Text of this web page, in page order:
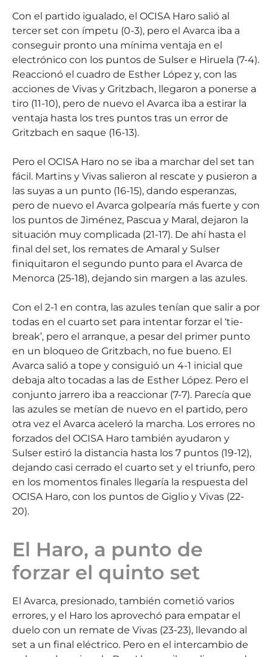
Con el partido igualado, el OCISA Haro salió al
tercer set con ímpetu (0-3), pero el Avarca iba a
conseguir pronto una mínima ventaja en el
electrónico con los puntos de Sulser e Hiruela (7-4).
Reaccionó el cuadro de Esther López y, con las
acciones de Vivas y Gritzbach, llegaron a ponerse a
tiro (11-10), pero de nuevo el Avarca iba a estirar la
ventaja hasta los tres puntos tras un error de
Gritzbach en saque (16-13).
Pero el OCISA Haro no se iba a marchar del set tan
fácil. Martins y Vivas salieron al rescate y pusieron a
las suyas a un punto (16-15), dando esperanzas,
pero de nuevo el Avarca golpearía más fuerte y con
los puntos de Jiménez, Pascua y Maral, dejaron la
situación muy complicada (21-17). De ahí hasta el
final del set, los remates de Amaral y Sulser
finiquitaron el segundo punto para el Avarca de
Menorca (25-18), dejando sin margen a las azules.
Con el 2-1 en contra, las azules tenían que salir a por
todas en el cuarto set para intentar forzar el ‘tie-
break’, pero el arranque, a pesar del primer punto
en un bloqueo de Gritzbach, no fue bueno. El
Avarca salió a tope y consiguió un 4-1 inicial que
debaja alto tocadas a las de Esther López. Pero el
conjunto jarrero iba a reaccionar (7-7). Parecía que
las azules se metían de nuevo en el partido, pero
otra vez el Avarca aceleró la marcha. Los errores no
forzados del OCISA Haro también ayudaron y
Sulser estiró la distancia hasta los 7 puntos (19-12),
dejando casi cerrado el cuarto set y el triunfo, pero
en los momentos finales llegaría la respuesta del
OCISA Haro, con los puntos de Giglio y Vivas (22-
20).
El Haro, a punto de
forzar el quinto set
El Avarca, presionado, también cometió varios
errores, y el Haro los aprovechó para empatar el
duelo con un remate de Vivas (23-23), llevando al
set a un final eléctrico. Pero en el intercambio de